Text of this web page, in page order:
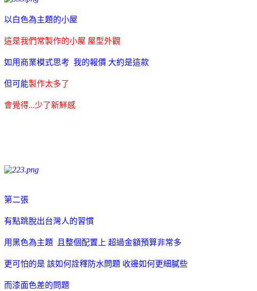
以白色為主題的小屋
這是我們常製作的小屋 屋型外觀
如用商業模式思考 我的報價 大約是這款
但可能製作太多了
會覺得...少了新鮮感
第二張
有點跳脫出台灣人的習慣
用黑色為主題 且整個配置上 超過金額預算非常多
更可怕的是 該如何詮釋防水問題 收邊如何更細膩些
而漆面色差的問題